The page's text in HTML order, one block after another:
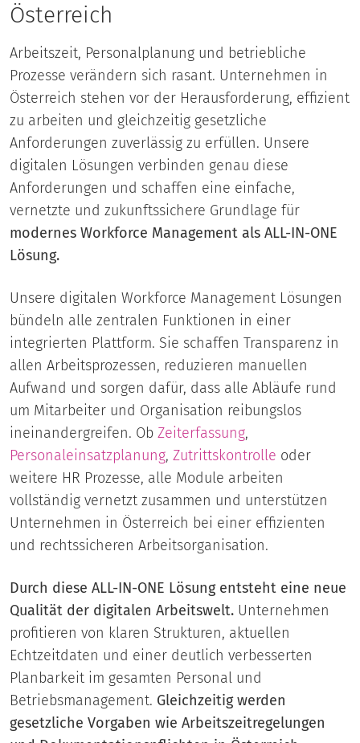
Österreich
Arbeitszeit, Personalplanung und betriebliche
Prozesse verändern sich rasant. Unternehmen in
Österreich stehen vor der Herausforderung, effizient
zu arbeiten und gleichzeitig gesetzliche
Anforderungen zuverlässig zu erfüllen. Unsere
digitalen Lösungen verbinden genau diese
Anforderungen und schaffen eine einfache,
vernetzte und zukunftssichere Grundlage für
modernes Workforce Management als ALL-IN-ONE
Lösung.
Unsere digitalen Workforce Management Lösungen
bündeln alle zentralen Funktionen in einer
integrierten Plattform. Sie schaffen Transparenz in
allen Arbeitsprozessen, reduzieren manuellen
Aufwand und sorgen dafür, dass alle Abläufe rund
um Mitarbeiter und Organisation reibungslos
ineinandergreifen. Ob Zeiterfassung,
Personaleinsatzplanung, Zutrittskontrolle oder
weitere HR Prozesse, alle Module arbeiten
vollständig vernetzt zusammen und unterstützen
Unternehmen in Österreich bei einer effizienten
und rechtssicheren Arbeitsorganisation.
Durch diese ALL-IN-ONE Lösung entsteht eine neue
Qualität der digitalen Arbeitswelt. Unternehmen
profitieren von klaren Strukturen, aktuellen
Echtzeitdaten und einer deutlich verbesserten
Planbarkeit im gesamten Personal und
Betriebsmanagement. Gleichzeitig werden
gesetzliche Vorgaben wie Arbeitszeitregelungen